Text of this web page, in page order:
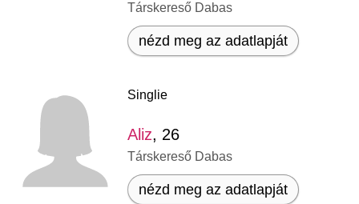
Társkereső Dabas
nézd meg az adatlapját
Singlie
Aliz, 26
Társkereső Dabas
nézd meg az adatlapját